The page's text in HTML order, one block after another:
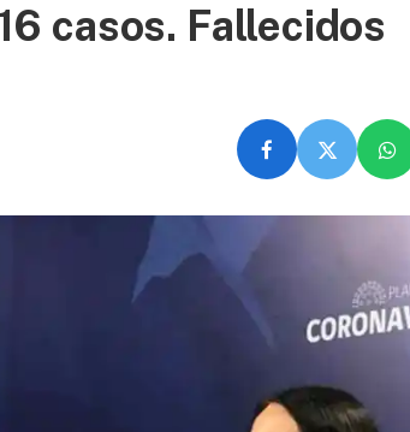
casos. Fallecidos